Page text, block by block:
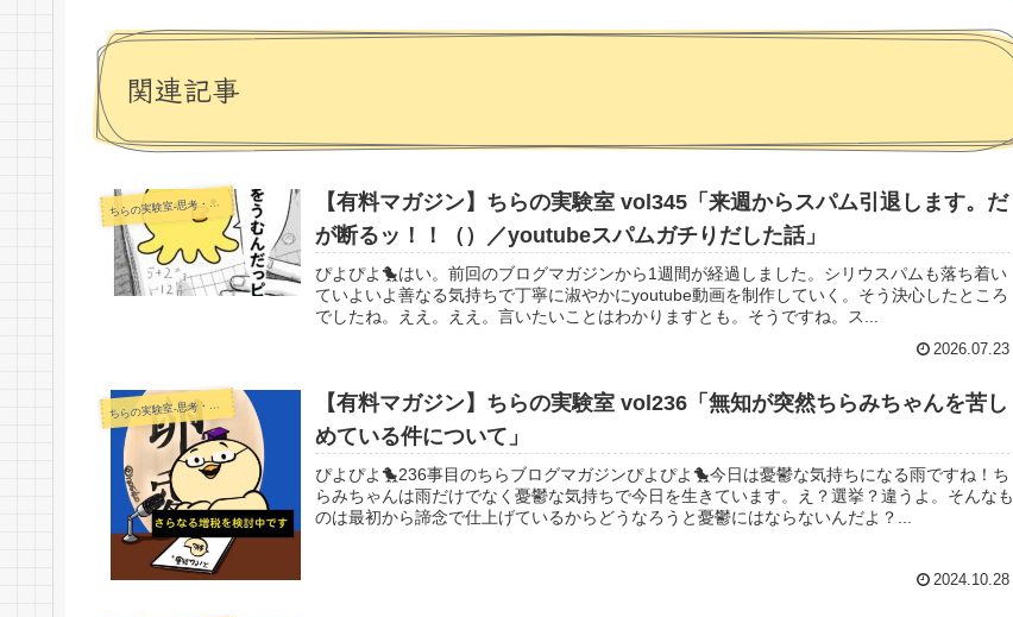
関連記事
ち らの実験室-思考・失敗談・リアルタイム実況等を発信します-
【有料マガジン】ちらの実験室 vol345「来週からスパム引退します。だ
が断るッ！！（）／youtubeスパムガチりだした話」
ぴよぴよ🐤はい。前回のブログマガジンから1週間が経過しました。シリウスパムも落ち着い
ていよいよ善なる気持ちで丁寧に淑やかにyoutube動画を制作していく。そう決心したところ
でしたね。ええ。ええ。言いたいことはわかりますとも。そうですね。ス...
2026.07.23
ち
【有料マガジン】ちらの実験室 vol236「無知が突然ちらみちゃんを苦し
めている件について」
ぴよぴよ🐤236事目のちらブログマガジンぴよぴよ🐤今日は憂鬱な気持ちになる雨ですね！ち
らみちゃんは雨だけでなく憂鬱な気持ちで今日を生きています。え？選挙？違うよ。そんなも
のは最初から諦念で仕上げているからどうなろうと憂鬱にはならないんだよ？...
2024.10.28